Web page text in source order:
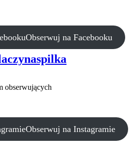
Obserwuj na Facebooku
obserwujących
Obserwuj na Instagramie